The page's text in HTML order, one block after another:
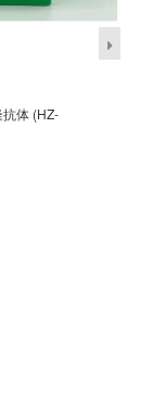
体 (HZ-